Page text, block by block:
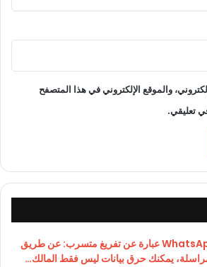
والموقع الإلكتروني في هذا المتصفح
تعليقي.
WhatsApp عبارة عن تفريغ متسرب: عن طريق
يمكنك حرق بيانات ليس فقط المالك…